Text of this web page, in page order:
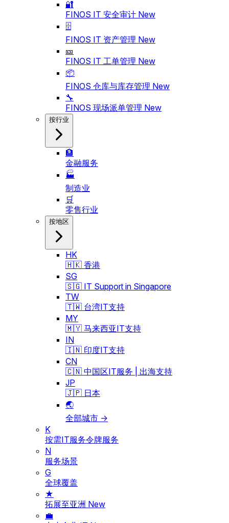
🔐
FINOS IT 安全审计 New
🗄️
FINOS IT 资产管理 New
🎫
FINOS IT 工单管理 New
📦
FINOS 仓库与库存管理 New
🔧
FINOS 现场派单管理 New
按行业
🏦
金融服务
🏭
制造业
🛒
零售行业
按地区
HK
🇭🇰 香港
SG
🇸🇬 IT Support in Singapore
TW
🇹🇼 台湾IT支持
MY
🇲🇾 马来西亚IT支持
IN
🇮🇳 印度IT支持
CN
🇨🇳 中国区IT服务 | 出海支持
JP
🇯🇵 日本
🌏
全部城市 →
K
按需IT服务令牌服务
N
服务场景
G
全球覆盖
★
拓展至亚洲 New
💼